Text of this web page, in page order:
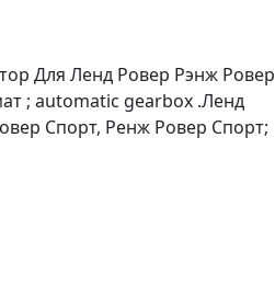
Для Ленд Ровер Рэнж Ровер
; automatic gearbox .Ленд
Спорт, Ренж Ровер Спорт;